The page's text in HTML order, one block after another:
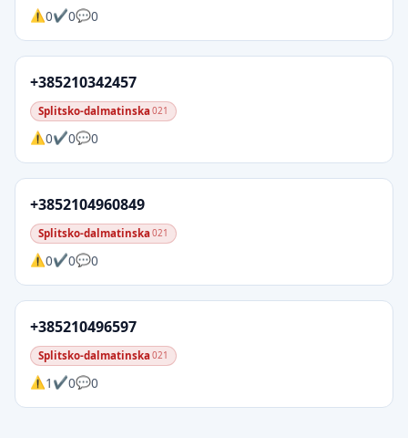
0 0 0
+385210342457
Splitsko-dalmatinska 021
0 0 0
+3852104960849
Splitsko-dalmatinska 021
0 0 0
+385210496597
Splitsko-dalmatinska 021
1 0 0